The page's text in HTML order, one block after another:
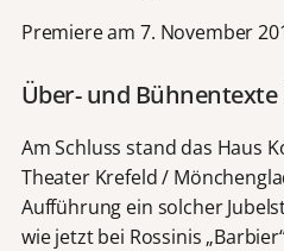
Premiere am 7. November
Über- und Bühnentexte
Am Schluss stand das Haus
Theater Krefeld /
Aufführung ein solcher
wie jetzt bei Rossinis